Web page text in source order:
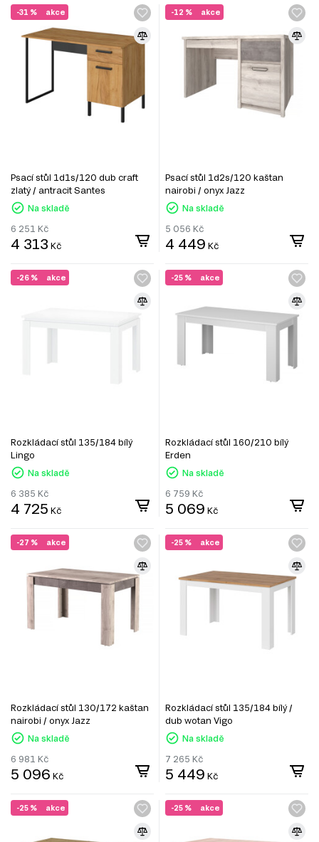
akce
-31 %
Psací stůl 1d1s/120 dub craft
zlatý / antracit Santes
Na skladě
6 251 Kč
4 313 Kč
akce
-12 %
Psací stůl 1d2s/120 kaštan
nairobi / onyx Jazz
Na skladě
5 056 Kč
4 449 Kč
akce
-26 %
Rozkládací stůl 135/184 bílý
Lingo
Na skladě
6 385 Kč
4 725 Kč
akce
-25 %
Rozkládací stůl 160/210 bílý
Erden
Na skladě
6 759 Kč
5 069 Kč
akce
-27 %
Rozkládací stůl 130/172 kaštan
nairobi / onyx Jazz
Na skladě
6 981 Kč
5 096 Kč
akce
-25 %
Rozkládací stůl 135/184 bílý /
dub wotan Vigo
Na skladě
7 265 Kč
5 449 Kč
akce
-25 % akce
-25 %